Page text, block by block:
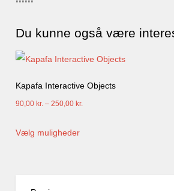
Du kunne også være
Kapafa Interactive Objects
90,00 kr. – 250,00 kr.
Vælg muligheder